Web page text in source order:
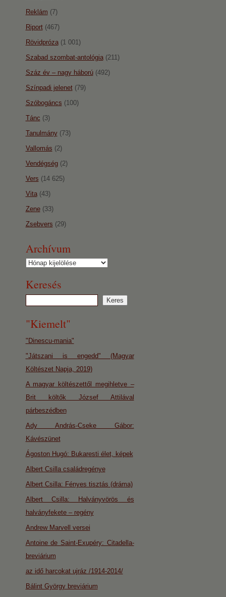
Reklám (7)
Riport(467)
Rövidpróza(1 001)
Szabad szombat-antológia(211)
Száz év – nagy háború(492)
Színpadi jelenet(79)
Szóbogáncs (100)
Tánc (3)
Tanulmány(73)
Vallomás (2)
Vendégség(2)
Vers (14 625)
Vita(43)
Zene(33)
Zsebvers (29)
Archívum
Archívum
Keresés
"Kiemelt"
"Dinescu-mania"
"Játszani is engedd" (Magyar
Költészet Napja, 2019)
A magyar költészettől megihletve –
Brit költők József Attilával
párbeszédben
Ady András-Cseke Gábor:
Kávészünet
Ágoston Hugó: Bukaresti élet, képek
Albert Csilla családregénye
Albert Csilla: Fényes tisztás (dráma)
Albert Csilla: Halványvörös és
halványfekete – regény
Andrew Marvell versei
Antoine de Saint-Exupéry: Citadella-
breviárium
az idő harcokat ujráz /1914-2014/
Bálint György breviárium